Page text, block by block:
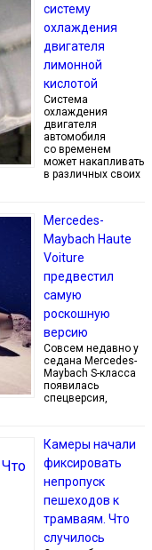
систему
охлаждения
двигателя
лимонной
кислотой
Система
охлаждения
двигателя
автомобиля
со временем
может накапливать
в различных своих
Mercedes-
Maybach Haute
Voiture
предвестил
самую
роскошную
версию
Совсем недавно у
седана Mercedes-
Maybach S-класса
появилась
спецверсия,
Камеры начали
фиксировать
непропуск
пешеходов к
трамваям. Что
случилось